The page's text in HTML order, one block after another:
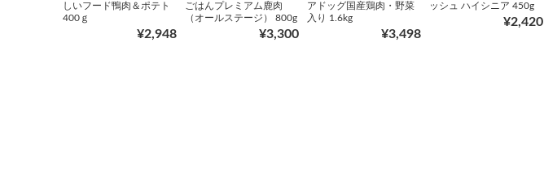
しいフード鴨肉＆ポテト
400ｇ
¥2,948
ごはんプレミアム鹿肉
（オールステージ） 800g
¥3,300
アドッグ国産鶏肉・野菜
入り 1.6kg
¥3,498
ッシュ ハイシニア 450g
¥2,420